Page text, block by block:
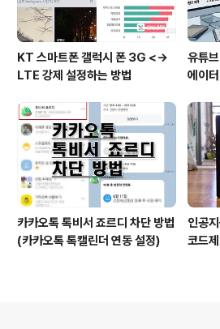
KT 스마트폰 갤럭시 폰 3G <->
LTE 강제 설정하는 방법
유튜
에이
카카오톡 톡비서 죠르디 차단 방법
(카카오톡 톡캘린더 연동 설정)
인공
코드